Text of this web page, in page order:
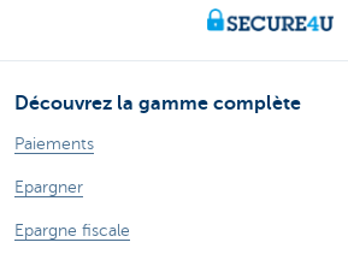
Découvrez la gamme complète
Paiements
Epargner
Epargne fiscale